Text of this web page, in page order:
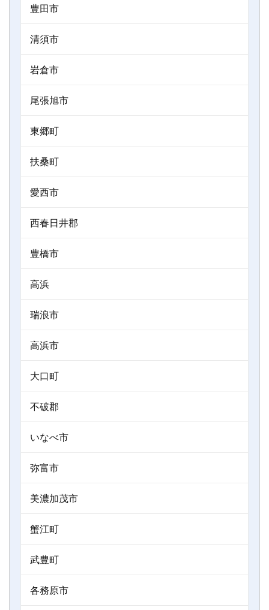
豊田市
清須市
岩倉市
尾張旭市
東郷町
扶桑町
愛西市
西春日井郡
豊橋市
高浜
瑞浪市
高浜市
大口町
不破郡
いなべ市
弥富市
美濃加茂市
蟹江町
武豊町
各務原市